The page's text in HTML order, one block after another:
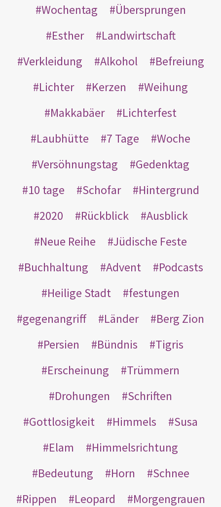
Wochentag
Übersprungen
Esther
Landwirtschaft
Verkleidung
Alkohol
Befreiung
Lichter
Kerzen
Weihung
Makkabäer
Lichterfest
Laubhütte
7 Tage
Woche
Versöhnungstag
Gedenktag
10 tage
Schofar
Hintergrund
2020
Rückblick
Ausblick
Neue Reihe
Jüdische Feste
Buchhaltung
Advent
Podcasts
Heilige Stadt
festungen
gegenangriff
Länder
Berg Zion
Persien
Bündnis
Tigris
Erscheinung
Trümmern
Drohungen
Schriften
Gottlosigkeit
Himmels
Susa
Elam
Himmelsrichtung
Bedeutung
Horn
Schnee
Rippen
Leopard
Morgengrauen